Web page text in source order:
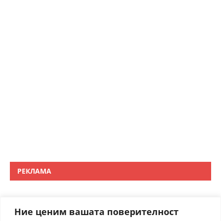
Ние ценим вашата поверителност
РЕКЛАМА